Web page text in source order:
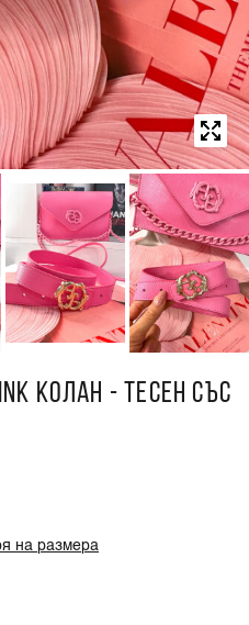
КОЛАН - ТЕСЕН СЪС
на размера